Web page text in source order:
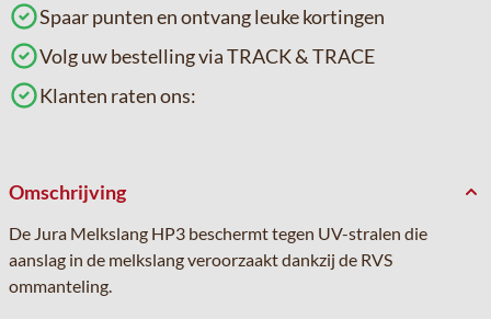
Spaar punten en ontvang leuke kortingen
Volg uw bestelling via TRACK & TRACE
Klanten raten ons:
Omschrijving
De Jura Melkslang HP3 beschermt tegen UV-stralen die
aanslag in de melkslang veroorzaakt dankzij de RVS
ommanteling.